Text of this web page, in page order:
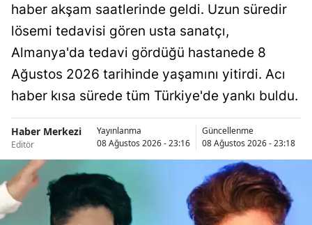
Mardin
Muğla
Muş
Nevşehir
Ordu
haber akşam saatlerinde geldi. Uzun süredir
lösemi tedavisi gören usta sanatçı,
Almanya'da tedavi gördüğü hastanede 8
Ağustos 2026 tarihinde yaşamını yitirdi. Acı
haber kısa sürede tüm Türkiye'de yankı buldu.
Haber Merkezi
Editör
Yayınlanma
08 Ağustos 2026 - 23:16
Güncellenme
08 Ağustos 2026 - 23:18